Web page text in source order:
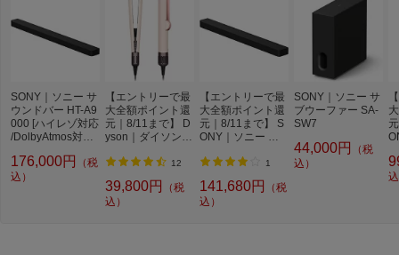
SONY｜ソニー サ
ウンドバー HT-A9
000 [ハイレゾ対応
/DolbyAtmos対応 /
th対応]
176,000円
（税
込）
【エントリーで最
大全額ポイント還
元｜8/11まで】 D
yson｜ダイソン D
レイトナー セラミ
ックピンク HT01
VLP【newlife_ca
mpaign_c】
12
39,800円
（税
込）
【エントリーで最
大全額ポイント還
元｜8/11まで】 S
ONY｜ソニー サ
000 [ハイレゾ対応
/DolbyAtmos対応 /
Wi-Fi対応 /Bluetoo
th対応]
1
141,680円
（税
込）
SONY｜ソニー サ
ブウーファー SA-
SW7
44,000円
（税
込）